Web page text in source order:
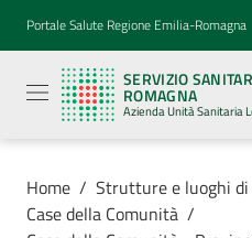
Vai al contenuto
Vai alla navigazione
Vai al footer
Portale Salute Regione Emilia-Romagna
SERVIZIO
ROMAGNA
Azienda Unità Sanitaria
Sanitario
Regionale
Emilia-
Romagna
Azienda
Sanitaria
Locale della
Romagna
Home / Strutture e luoghi
Case della Comunità /